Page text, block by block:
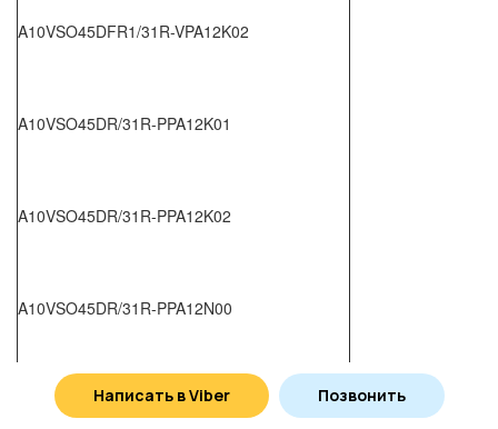
Написать в Viber Позвонить
A10VSO45DFR1/31R-VPA12K02
A10VSO45DR/31R-PPA12K01
A10VSO45DR/31R-PPA12K02
A10VSO45DR/31R-PPA12N00
A10VSO45DRG/31L-VSA12N00